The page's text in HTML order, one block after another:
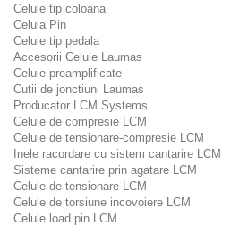
Celule tip coloana
Celula Pin
Celule tip pedala
Accesorii Celule Laumas
Celule preamplificate
Cutii de jonctiuni Laumas
Producator LCM Systems
Celule de compresie LCM
Celule de tensionare-compresie LCM
Inele racordare cu sistem cantarire LCM
Sisteme cantarire prin agatare LCM
Celule de tensionare LCM
Celule de torsiune incovoiere LCM
Celule load pin LCM